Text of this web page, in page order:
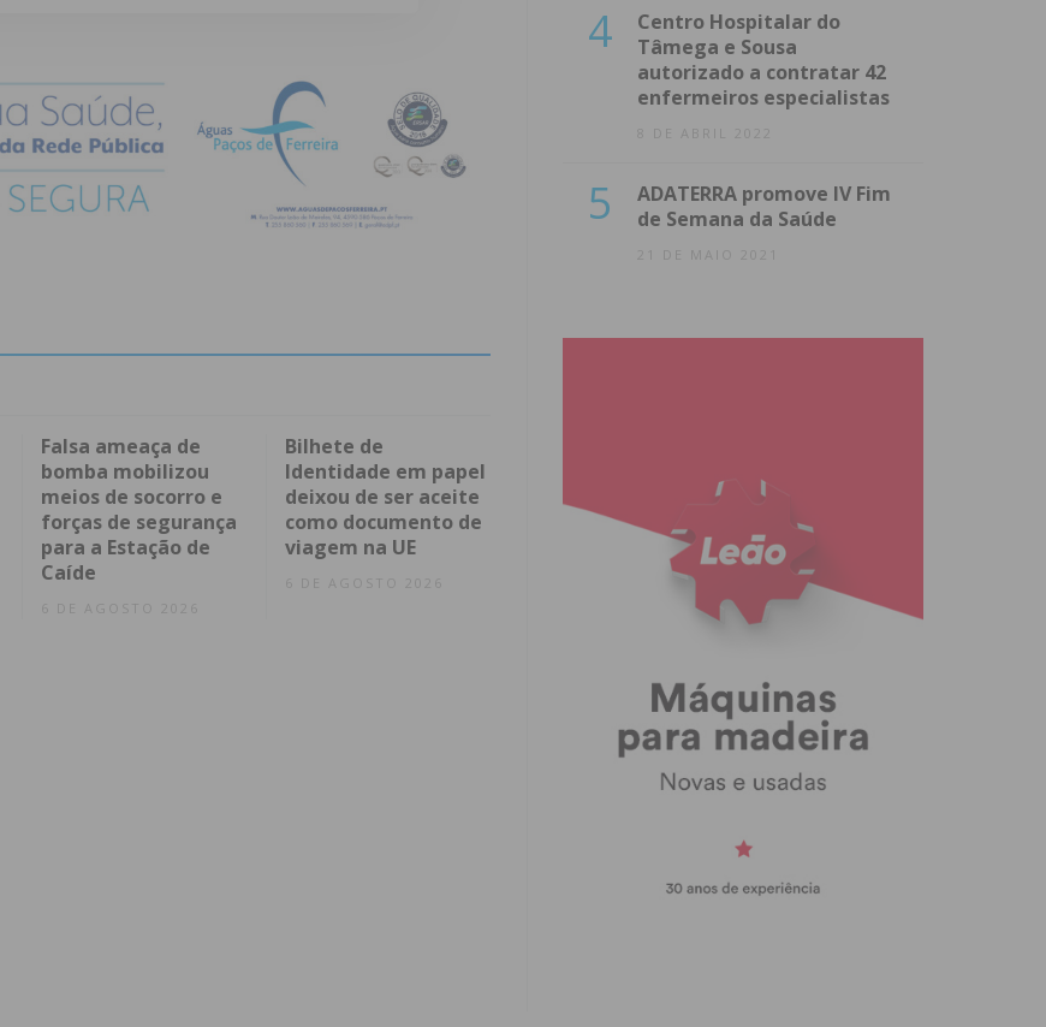
Falsa ameaça de
bomba mobilizou
meios de socorro e
forças de segurança
para a Estação de
Caíde
6 DE AGOSTO 2026
Bilhete de
Identidade em papel
deixou de ser aceite
como documento de
viagem na UE
6 DE AGOSTO 2026
4
Centro Hospitalar do
Tâmega e Sousa
autorizado a contratar 42
enfermeiros especialistas
8 DE ABRIL 2022
5
ADATERRA promove IV Fim
de Semana da Saúde
21 DE MAIO 2021